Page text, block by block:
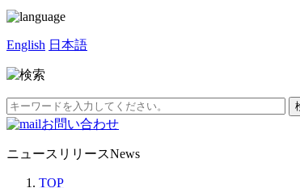
English 日本語
お問い合わせ
ニュースリリースNews
TOP